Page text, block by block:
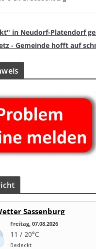
in Neu­dorf-Pla­ten­dorf
- Gemeinde hofft auf
Sassenburg
Freitag, 07.08.2026
11 / 20°C
Bedeckt